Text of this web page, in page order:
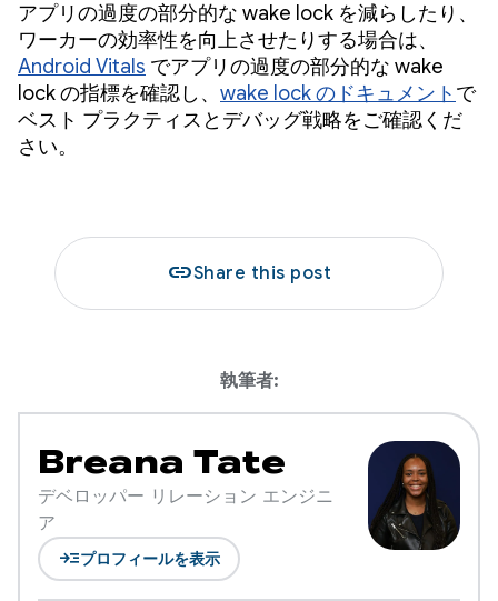
アプリの過度の部分的な wake lock を減らしたり、
ワーカーの効率性を向上させたりする場合は、
Android Vitals でアプリの過度の部分的な wake
lock の指標を確認し、 wake lock のドキュメント で
ベスト プラクティスとデバッグ戦略をご確認くだ
さい。
linkShare this post
執筆者:
Breana Tate
デベロッパー リレーション エンジニ
ア
read_moreプロフィールを表示